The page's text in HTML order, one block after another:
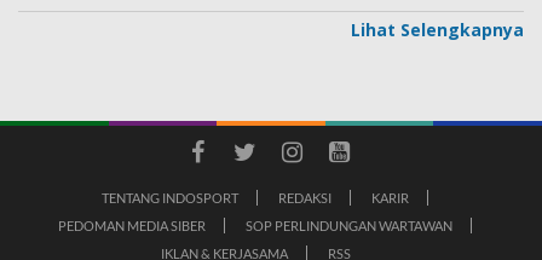
Lihat Selengkapnya
TENTANG INDOSPORT REDAKSI
KARIR
PEDOMAN MEDIA SIBER
SOP PERLINDUNGAN WARTAWAN
IKLAN & KERJASAMA
RSS